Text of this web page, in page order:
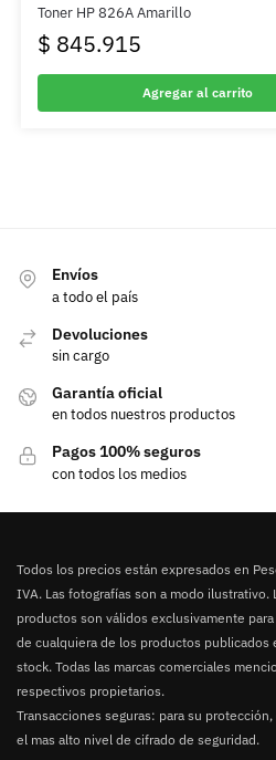
Toner HP 826A Amarillo
$ 845.915
Agregar al carrito
Envíos
a todo el país
Devoluciones
sin cargo
Garantía oficial
en todos nuestros productos
Pagos 100% seguros
con todos los medios
Todos los precios están expresados en
IVA. Las fotografías son a modo
productos son válidos exclusivamente
de cualquiera de los productos publicados
stock. Todas las marcas comerciales
respectivos propietarios.
Transacciones seguras: para su
el mas alto nivel de cifrado de seguridad.